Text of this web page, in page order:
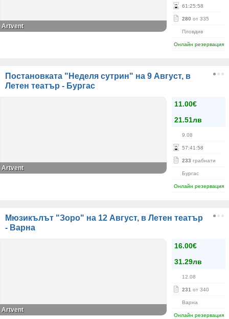
61 :25:58
280 от 335
Пловдив
Онлайн резервация
Аrtvent
Постановката "Неделя сутрин" на 9 Август, в
Летен театър - Бургас
11.00€
21.51лв
9.08
57:41 :58
233 грабнати
Бургас
Онлайн резервация
Аrtvent
Мюзикълът "Зоро" на 12 Август, в Летен театър
- Варна
16.00€
31.29лв
12.08
231 от 340
Варна
Онлайн резервация
Artvent